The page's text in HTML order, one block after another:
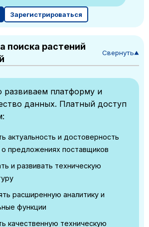
Зарегистрироваться
поиска растений
Свернуть▼
развиваем платформу и
данных. Платный доступ
актуальность и достоверность
предложениях поставщиков
и развивать техническую
расширенную аналитику и
функции
качественную техническую